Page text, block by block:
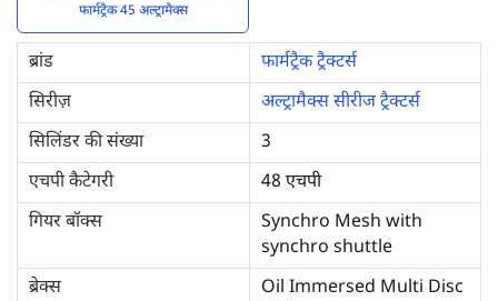
फार्मट्रैक 45 अल्ट्रामैक्स
ब्रांड
फार्मट्रैक ट्रैक्टर्स
सिरीज़
अल्ट्रामैक्स सीरीज ट्रैक्टर्स
सिलिंडर की संख्या
3
एचपी कैटेगरी
48 एचपी
गियर बॉक्स
Synchro Mesh with
synchro shuttle
ब्रेक्स
Oil Immersed Multi Disc